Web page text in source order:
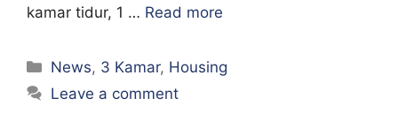
kamar tidur, 1 … Read more
Categories
News, 3 Kamar, Housing
Leave a comment